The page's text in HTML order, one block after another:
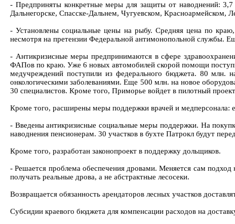
- Предприняты конкретные меры для защиты от наводнений:
Дальнегорске, Спасске-Дальнем, Чугуевском, Красноармейском,
- Установлены социальные цены на рыбу. Средняя цена по
несмотря на претензии Федеральной антимонопольной службы.
- Антикризисные меры предпринимаются в сфере
ФАПов по краю. Уже 6 новых автомобилей скорой помощи
медучреждений поступили из федерального бюджета. 80 млн.
онкологическими заболеваниями. Еще 500 млн. на новое
30 специалистов. Кроме того, Приморье войдет в пилотный
Кроме того, расширены меры поддержки врачей и медперсонала:
- Введены антикризисные социальные меры поддержки. На
наводнения пенсионерам. 30 участков в бухте Патрокл будут
Кроме того, разработан законопроект в поддержку дольщиков.
- Решается проблема обеспечения дровами. Меняется сам подход
получать реальные дрова, а не абстрактные лесосеки.
Возвращается обязанность арендаторов лесных участков
Субсидии краевого бюджета для компенсации расходов на